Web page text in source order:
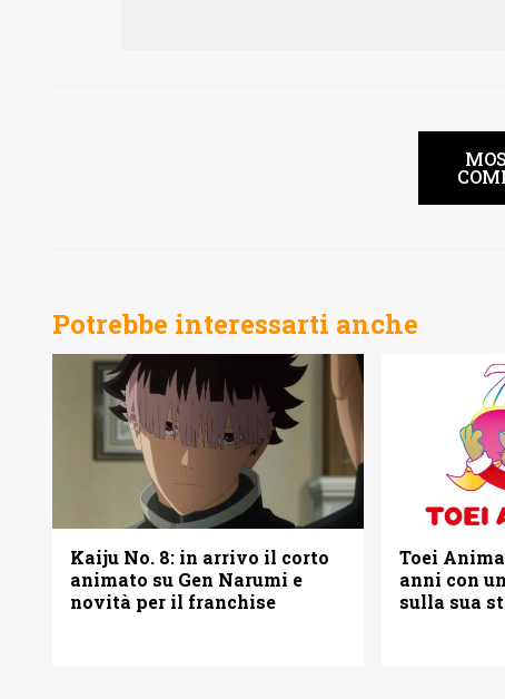
Potrebbe interessarti anche
Kaiju No. 8: in arrivo il corto
animato su Gen Narumi e
novità per il franchise
Toei
anni con
sulla sua